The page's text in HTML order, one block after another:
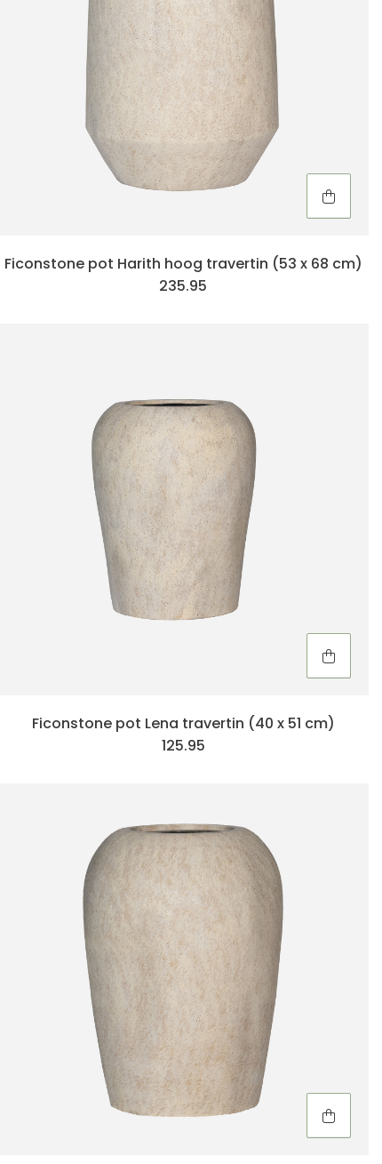
Ficonstone pot Harith hoog travertin (53 x 68 cm)
235.95
Ficonstone pot Lena travertin (40 x 51 cm)
125.95